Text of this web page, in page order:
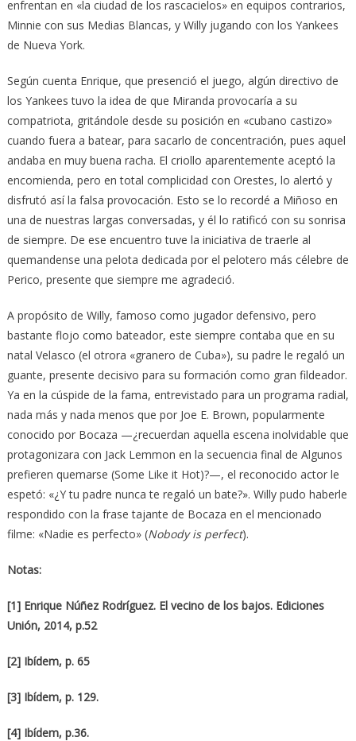
enfrentan en «la ciudad de los rascacielos» en equipos contrarios,
Minnie con sus Medias Blancas, y Willy jugando con los Yankees
de Nueva York.
Según cuenta Enrique, que presenció el juego, algún directivo de
los Yankees tuvo la idea de que Miranda provocaría a su
compatriota, gritándole desde su posición en «cubano castizo»
cuando fuera a batear, para sacarlo de concentración, pues aquel
andaba en muy buena racha. El criollo aparentemente aceptó la
encomienda, pero en total complicidad con Orestes, lo alertó y
disfrutó así la falsa provocación. Esto se lo recordé a Miñoso en
una de nuestras largas conversadas, y él lo ratificó con su sonrisa
de siempre. De ese encuentro tuve la iniciativa de traerle al
quemandense una pelota dedicada por el pelotero más célebre de
Perico, presente que siempre me agradeció.
A propósito de Willy, famoso como jugador defensivo, pero
bastante flojo como bateador, este siempre contaba que en su
natal Velasco (el otrora «granero de Cuba»), su padre le regaló un
guante, presente decisivo para su formación como gran fildeador.
Ya en la cúspide de la fama, entrevistado para un programa radial,
nada más y nada menos que por Joe E. Brown, popularmente
conocido por Bocaza —¿recuerdan aquella escena inolvidable que
protagonizara con Jack Lemmon en la secuencia final de Algunos
prefieren quemarse (Some Like it Hot)?—, el reconocido actor le
espetó: «¿Y tu padre nunca te regaló un bate?». Willy pudo haberle
respondido con la frase tajante de Bocaza en el mencionado
filme: «Nadie es perfecto» (Nobody is perfect).
Notas:
[1] Enrique Núñez Rodríguez. El vecino de los bajos. Ediciones
Unión, 2014, p.52
[2] Ibídem, p. 65
[3] Ibídem, p. 129.
[4] Ibídem, p.36.